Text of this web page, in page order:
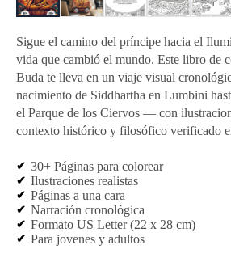
Sigue el camino del príncipe hacia el
vida que cambió el mundo. Este libro de
Buda te lleva en un viaje visual
nacimiento de Siddhartha en Lumbini
el Parque de los Ciervos — con
contexto histórico y filosófico verificado
30+ Páginas para colorear
Ilustraciones realistas
Páginas a una cara
Narración cronológica
Formato US Letter (22 x 28 cm)
Para jovenes y adultos